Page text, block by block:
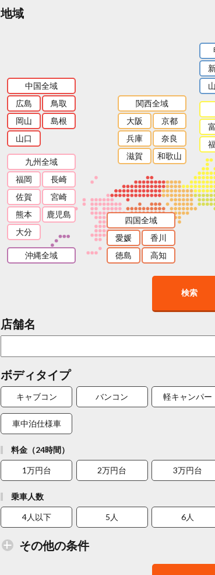
地域
関西全域
大阪
京都
兵庫
奈良
滋賀
和歌山
中国全域
広島
鳥取
岡山
島根
山口
四国全域
愛媛
香川
徳島
高知
九州全域
福岡
長崎
佐賀
宮崎
熊本
鹿児島
大分
沖縄全域
検索
店舗名
ボディタイプ
キャブコン バンコン 軽キャンパー
車中泊仕様車
料金（24時間）
1万円台 2万円台 3万円台
乗車人数
4人以下 5人 6人
その他の条件